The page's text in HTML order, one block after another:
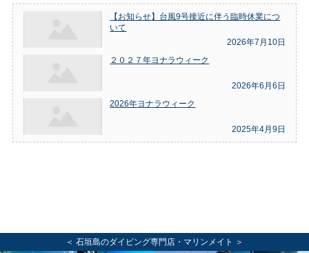
【お知らせ】台風9号接近に伴う臨時休業につ
いて
2026年7月10日
２０２７年ヨナラウィーク
2026年6月6日
2026年ヨナラウィーク
2025年4月9日
＜ 石垣島のダイビング専門店・マリンメイト ＞